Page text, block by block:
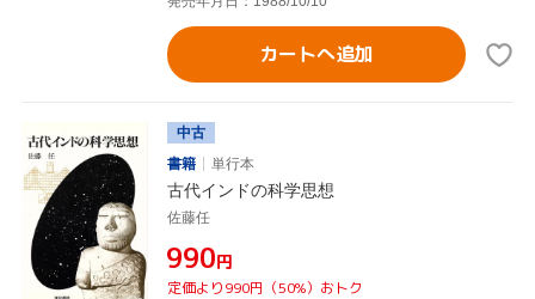
カートへ追加
中古
書籍
単行本
古代インドの科学思想
佐藤任
¥990円
定価より990円（50%）おトク